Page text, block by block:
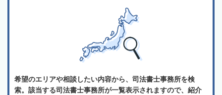
希望のエリアや相談したい内容から、司法書士事務所を検
索。該当する司法書士事務所が一覧表示されますので、紹介